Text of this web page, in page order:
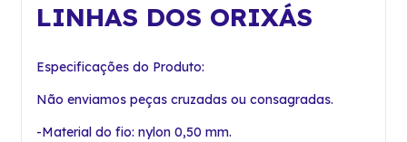
LINHAS DOS ORIXÁS
Especificações do Produto:
Não enviamos peças cruzadas ou consagradas.
-Material do fio: nylon 0,50 mm.